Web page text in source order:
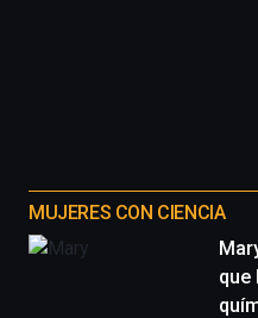
MUJERES CON CIENCIA
que